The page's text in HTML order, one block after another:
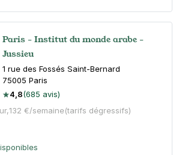
Paris - Institut du monde arabe -
Jussieu
1 rue des Fossés Saint-Bernard
75005 Paris
4,8(685 avis)
132 €/semaine(tarifs dégressifs)